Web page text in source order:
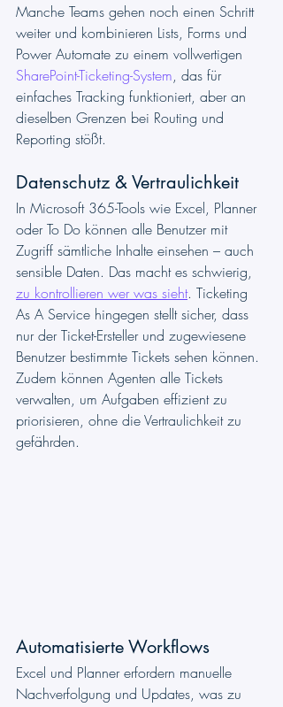
Manche Teams gehen noch einen Schritt
weiter und kombinieren Lists, Forms und
Power Automate zu einem vollwertigen
SharePoint-Ticketing-System, das für
einfaches Tracking funktioniert, aber an
dieselben Grenzen bei Routing und
Reporting stößt.
Datenschutz & Vertraulichkeit
In Microsoft 365-Tools wie Excel, Planner
oder To Do können alle Benutzer mit
Zugriff sämtliche Inhalte einsehen – auch
sensible Daten. Das macht es schwierig,
zu kontrollieren wer was sieht. Ticketing
As A Service hingegen stellt sicher, dass
nur der Ticket-Ersteller und zugewiesene
Benutzer bestimmte Tickets sehen können.
Zudem können Agenten alle Tickets
verwalten, um Aufgaben effizient zu
priorisieren, ohne die Vertraulichkeit zu
gefährden.
Automatisierte Workflows
Excel und Planner erfordern manuelle
Nachverfolgung und Updates, was zu